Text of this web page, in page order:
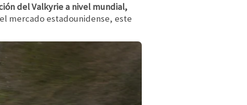
del Valkyrie a nivel mundial,
mercado estadounidense, este